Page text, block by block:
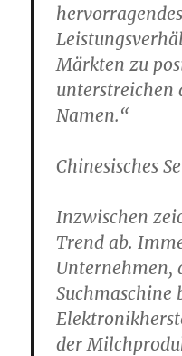
Märkten zu
unterstreichen
Namen.“
Chinesisches
Inzwischen
Trend ab.
Unternehmen,
Suchmaschine
der